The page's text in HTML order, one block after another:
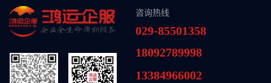
咨询热线
029-85501358
18092789998
13384966002